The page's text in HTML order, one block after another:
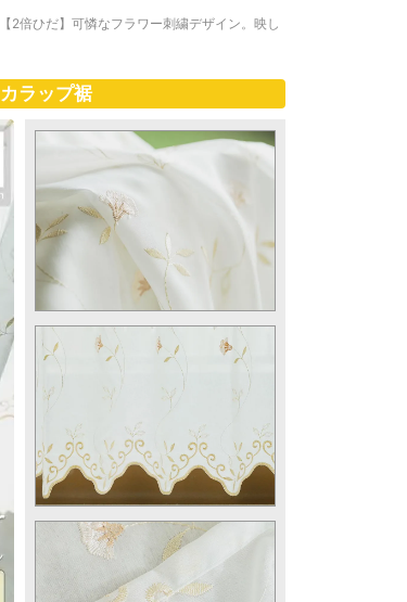
2倍ひだ】可憐なフラワー刺繍デザイン。映し
ラップ裾